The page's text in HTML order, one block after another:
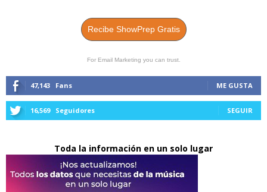
Recibe ShowPrep Gratis
For Email Marketing you can trust.
47,143 Fans ME GUSTA
16,569 Seguidores SEGUIR
Toda la información en un solo lugar